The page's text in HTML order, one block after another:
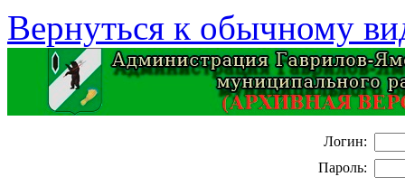
Вернуться к обычному
Логин:
Пароль: